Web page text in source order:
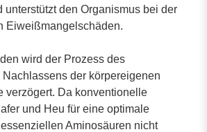
unterstützt den Organismus bei der
Eiweißmangelschäden.
wird der Prozess des
der körpereigenen
verzögert. Da konventionelle
und Heu für eine optimale
Aminosäuren nicht